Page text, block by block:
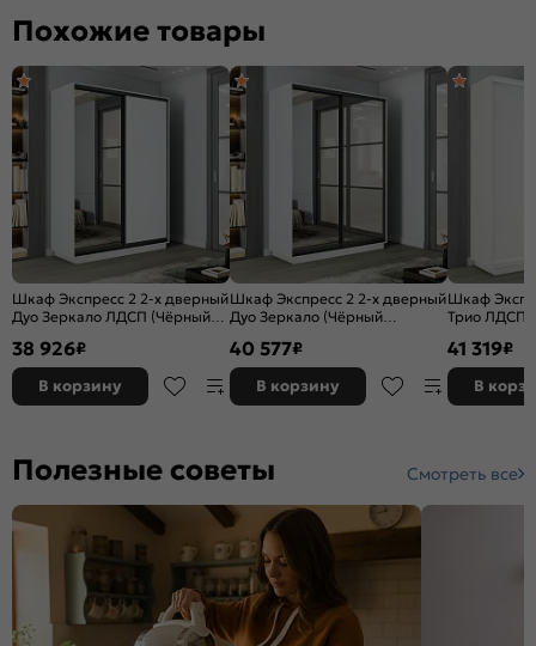
Похожие товары
Шкаф Экспресс 2 2-х дверный
Дуо Зеркало ЛДСП (Чёрный
1600x2400x450
38 926₽
В корзину
Шкаф Экспресс 2 2-х дверный
Дуо Зеркало (Чёрный
1600x2400x450
40 577₽
В корзину
Шкаф
Трио ЛДСП
41 319₽
В
Полезные советы Смотреть все